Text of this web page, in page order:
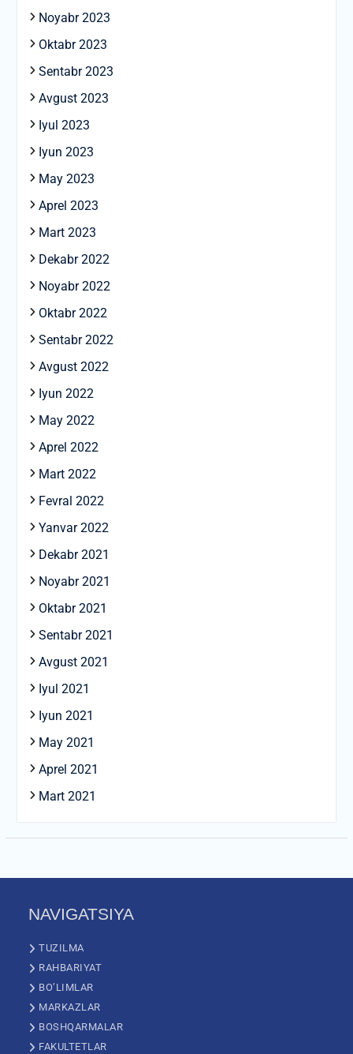
Noyabr 2023
Oktabr 2023
Sentabr 2023
Avgust 2023
Iyul 2023
Iyun 2023
May 2023
Aprel 2023
Mart 2023
Dekabr 2022
Noyabr 2022
Oktabr 2022
Sentabr 2022
Avgust 2022
Iyun 2022
May 2022
Aprel 2022
Mart 2022
Fevral 2022
Yanvar 2022
Dekabr 2021
Noyabr 2021
Oktabr 2021
Sentabr 2021
Avgust 2021
Iyul 2021
Iyun 2021
May 2021
Aprel 2021
Mart 2021
NAVIGATSIYA
TUZILMA
RAHBARIYAT
BO’LIMLAR
MARKAZLAR
BOSHQARMALAR
FAKULTETLAR